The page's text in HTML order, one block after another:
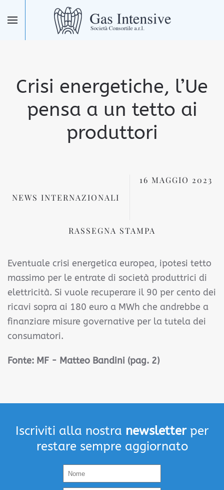
Skip to main content
Crisi energetiche, l’Ue
pensa a un tetto ai
produttori
NEWS INTERNAZIONALI
16 MAGGIO 2023
RASSEGNA STAMPA
Eventuale crisi energetica europea, ipotesi tetto
massimo per le entrate di società produttrici di
elettricità. Si vuole recuperare il 90 per cento dei
ricavi sopra ai 180 euro a MWh che andrebbe a
finanziare misure governative per la tutela dei
consumatori.
Fonte: MF - Matteo Bandini (pag. 2)
Iscriviti alla nostra newsletterper
restare sempre aggiornato